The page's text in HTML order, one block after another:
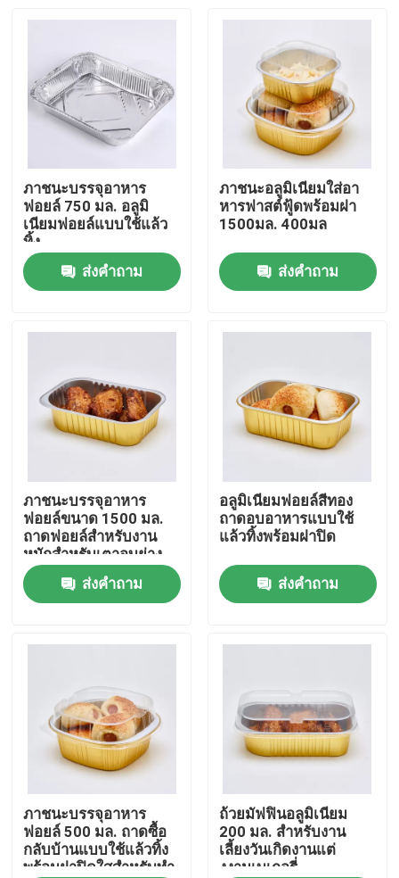
สินค้า
เกี่ยวกับเรา
ทัวร์โรงงาน
ควบคุมคุณภาพ
ติดต่อเรา
กรณี
ถ้วยพลาสติกทิ้ง
ภาชนะบรรจุอาหาร
ฟอยล์ 750 มล. อลูมิ
เนียมฟอยล์แบบใช้แล้ว
ทิ้ง
ส่งคำถาม
ภาชนะอลูมิเนียมใส่อา
หารฟาสต์ฟู้ดพร้อมฝา
1500มล. 400มล
ส่งคำถาม
ภาชนะบรรจุอาหาร
ฟอยล์ขนาด 1500 มล.
ถาดฟอยล์สำหรับงาน
หนักสำหรับเตาอบย่าง
ไมโครเวฟทำอาหารเบ
เกอรี่
ส่งคำถาม
อลูมิเนียมฟอยล์สีทอง
ถาดอบอาหารแบบใช้
แล้วทิ้งพร้อมฝาปิด
ส่งคำถาม
ภาชนะบรรจุอาหาร
ฟอยล์ 500 มล. ถาดซื้อ
กลับบ้านแบบใช้แล้วทิ้ง
พร้อมฝาปิดใสสำหรับทำ
ถ้วยมัฟฟินอลูมิเนียม
200 มล. สำหรับงาน
เลี้ยงวันเกิดงานแต่
งงานเบเกอรี่